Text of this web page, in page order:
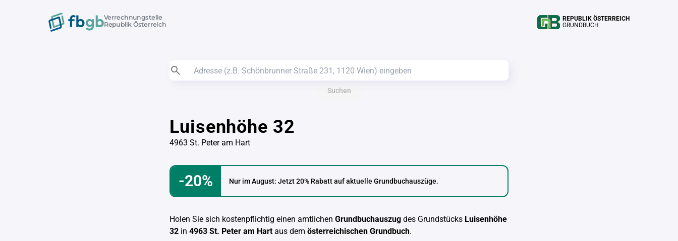
Verrechnungstelle
Republik Österreich
REPUBLIK ÖSTERREICH
GRUNDBUCH
Suchen
Luisenhöhe 32
4963 St. Peter am Hart
-20% Nur im August: Jetzt 20% Rabatt auf aktuelle Grundbuchauszüge.
Holen Sie sich kostenpflichtig einen amtlichen Grundbuchauszug des Grundstücks Luisenhöhe
32 in 4963 St. Peter am Hartaus dem österreichischen Grundbuch.